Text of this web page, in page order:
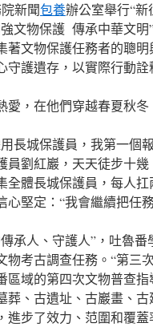
新聞包養辦公室舉行“
文物保護 傳承中華文
著文物保護任務者的聰
守護遺存，以實際行動詮
愛，在他們穿越春夏秋
長城保護員，我第一個
員劉紅巖，天天徒步十
全體長城保護員，每人
心堅定：“我會繼續把任
承人、守護人”，吐魯
物考古調查任務。“第三
區域的第四次文物普查
葬、古遺址、古巖畫、
進步了效力、范圍和覆蓋